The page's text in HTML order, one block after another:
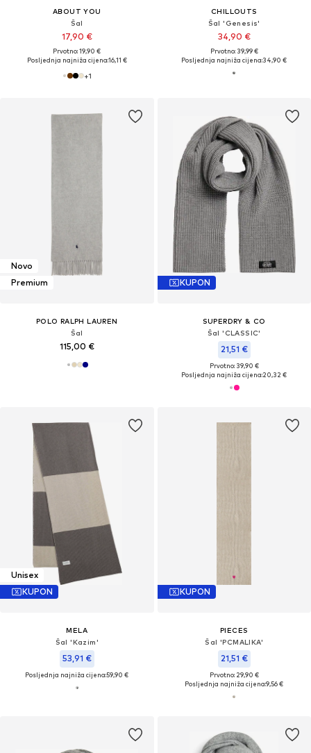
ABOUT YOU
Šal
17,90 €
Prvotno: 19,90 €
Posljednja najniža cijena:16,11 €
+1
CHILLOUTS
Šal 'Genesis'
34,90 €
Prvotno: 39,99 €
Posljednja najniža cijena:34,90 €
Novo
Premium
POLO RALPH LAUREN
Šal
115,00 €
KUPON
SUPERDRY & CO
Šal 'CLASSIC'
21,51 €
Prvotno: 39,90 €
Posljednja najniža cijena:20,32 €
Unisex
KUPON
MELA
Šal 'Kazim'
53,91 €
Posljednja najniža cijena:59,90 €
KUPON
PIECES
Šal 'PCMALIKA'
21,51 €
Prvotno: 29,90 €
Posljednja najniža cijena:9,56 €